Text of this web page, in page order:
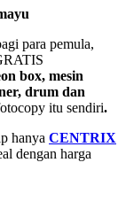
para pemula,
box, mesin
drum dan
itu sendiri.
hanya CENTRIX
dengan harga